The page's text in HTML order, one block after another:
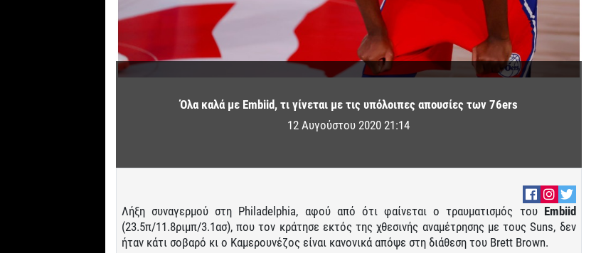
Όλα καλά με Embiid, τι γίνεται με τις υπόλοιπες απουσίες των 76ers
12 Αυγούστου 2020 21:14
Λήξη συναγερμού στη Philadelphia, αφού από ότι φαίνεται ο τραυματισμός του Embiid
(23.5π/11.8ριμπ/3.1ασ), που τον κράτησε εκτός της χθεσινής αναμέτρησης με τους Suns, δεν
ήταν κάτι σοβαρό κι ο Καμερουνέζος είναι κανονικά απόψε στη διάθεση του Brett Brown.